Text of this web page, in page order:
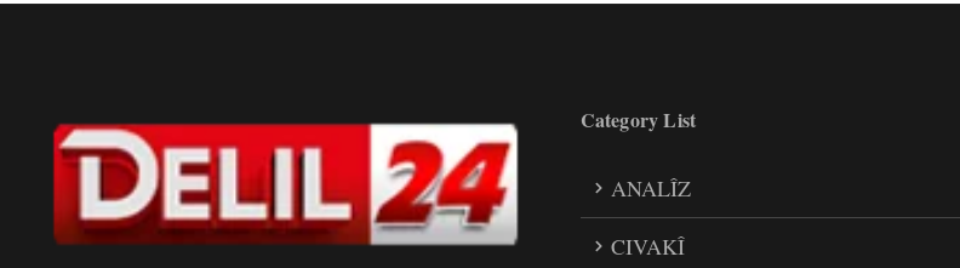
Category List
ANALÎZ
CIVAKÎ